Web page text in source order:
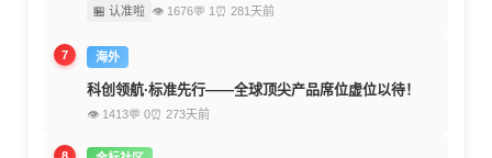
🏪 认准啦 👁 1676💬 1 ⏰ 281天前
7 海外
科创领航·标准先行——全球顶尖产品席位虚位以待！
👁 1413💬 0⏰ 273天前
8